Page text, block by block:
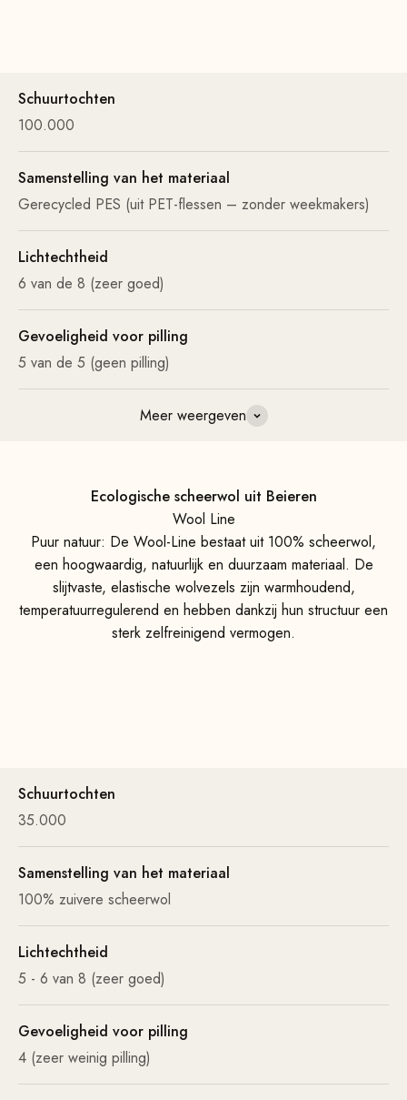
Schuurtochten
100.000
Samenstelling van het materiaal
Gerecycled PES (uit PET-flessen – zonder weekmakers)
Lichtechtheid
6 van de 8 (zeer goed)
Gevoeligheid voor pilling
5 van de 5 (geen pilling)
Meer weergeven
Ecologische scheerwol uit Beieren
Wool Line
Puur natuur: De Wool-Line bestaat uit 100% scheerwol,
een hoogwaardig, natuurlijk en duurzaam materiaal. De
slijtvaste, elastische wolvezels zijn warmhoudend,
temperatuurregulerend en hebben dankzij hun structuur een
sterk zelfreinigend vermogen.
Schuurtochten
35.000
Samenstelling van het materiaal
100% zuivere scheerwol
Lichtechtheid
5 - 6 van 8 (zeer goed)
Gevoeligheid voor pilling
4 (zeer weinig pilling)